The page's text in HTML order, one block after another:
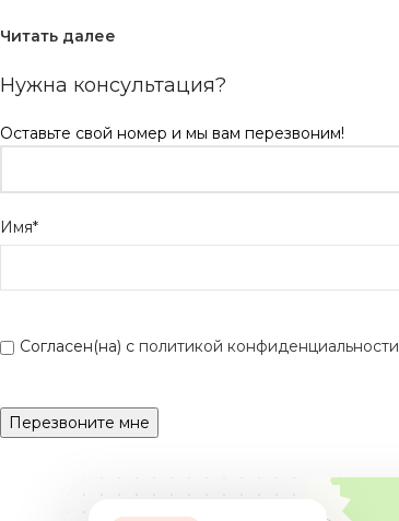
Читать далее
Нужна консультация?
Оставьте свой номер и мы вам перезвоним!
Имя*
Согласен(на) с политикой конфиденциальности